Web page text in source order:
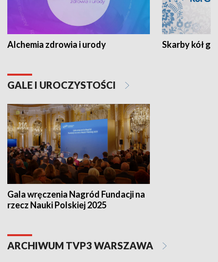
Alchemia zdrowia i urody Skarby kół
GALE I UROCZYSTOŚCI
Gala wręczenia Nagród Fundacji na
rzecz Nauki Polskiej 2025
ARCHIWUM TVP3 WARSZAWA